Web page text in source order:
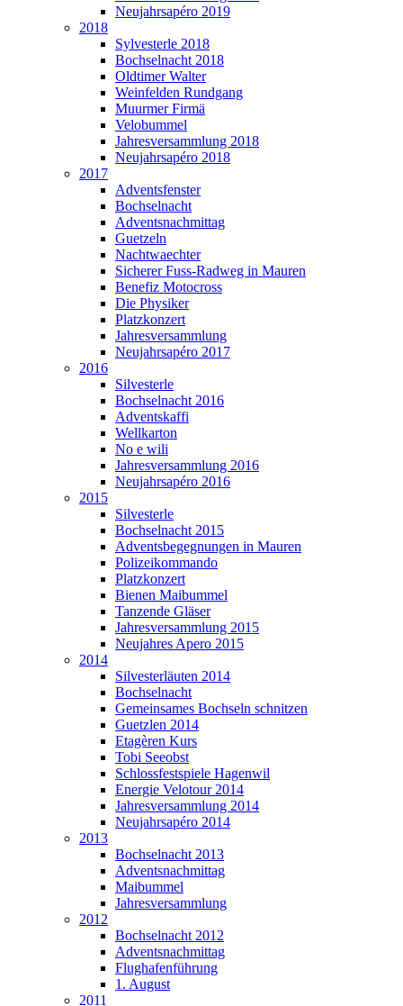
Neujahrsapéro 2019
2018
Sylvesterle 2018
Bochselnacht 2018
Oldtimer Walter
Weinfelden Rundgang
Muurmer Firmä
Velobummel
Jahresversammlung 2018
Neujahrsapéro 2018
2017
Adventsfenster
Bochselnacht
Adventsnachmittag
Guetzeln
Nachtwaechter
Sicherer Fuss-Radweg in Mauren
Benefiz Motocross
Die Physiker
Platzkonzert
Jahresversammlung
Neujahrsapéro 2017
2016
Silvesterle
Bochselnacht 2016
Adventskaffi
Wellkarton
No e wili
Jahresversammlung 2016
Neujahrsapéro 2016
2015
Silvesterle
Bochselnacht 2015
Adventsbegegnungen in Mauren
Polizeikommando
Platzkonzert
Bienen Maibummel
Tanzende Gläser
Jahresversammlung 2015
Neujahres Apero 2015
2014
Silvesterläuten 2014
Bochselnacht
Gemeinsames Bochseln schnitzen
Guetzlen 2014
Etagèren Kurs
Tobi Seeobst
Schlossfestspiele Hagenwil
Energie Velotour 2014
Jahresversammlung 2014
Neujahrsapéro 2014
2013
Bochselnacht 2013
Adventsnachmittag
Maibummel
Jahresversammlung
2012
Bochselnacht 2012
Adventsnachmittag
Flughafenführung
1. August
2011